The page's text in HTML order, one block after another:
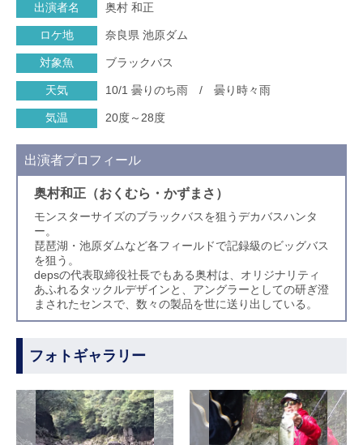
出演者名 奥村 和正
ロケ地 奈良県 池原ダム
対象魚 ブラックバス
天気 10/1 曇りのち雨 / 曇り時々雨
気温 20度～28度
出演者プロフィール
奥村和正（おくむら・かずまさ）
モンスターサイズのブラックバスを狙うデカバスハンタ
ー。
琵琶湖・池原ダムなど各フィールドで記録級のビッグバス
を狙う。
depsの代表取締役社長でもある奥村は、オリジナリティ
あふれるタックルデザインと、アングラーとしての研ぎ澄
まされたセンスで、数々の製品を世に送り出している。
フォトギャラリー